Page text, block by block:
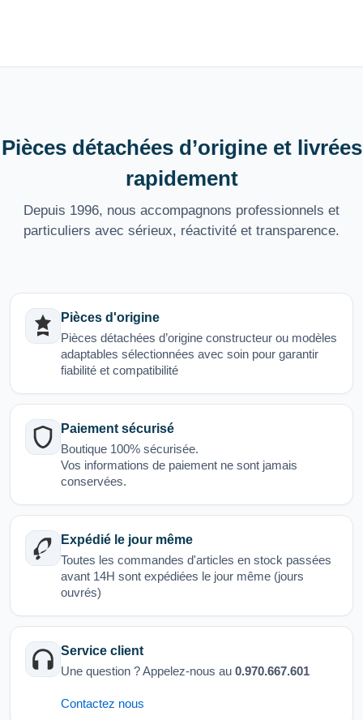
Pièces détachées d’origine et livrées
rapidement
Depuis 1996, nous accompagnons professionnels et
particuliers avec sérieux, réactivité et transparence.
Pièces d'origine
Pièces détachées d’origine constructeur ou modèles
adaptables sélectionnées avec soin pour garantir
fiabilité et compatibilité
Paiement sécurisé
Boutique 100% sécurisée.
Vos informations de paiement ne sont jamais
conservées.
Expédié le jour même
Toutes les commandes d'articles en stock passées
avant 14H sont expédiées le jour même (jours
ouvrés)
Service client
Une question ? Appelez-nous au 0.970.667.601
Contactez nous